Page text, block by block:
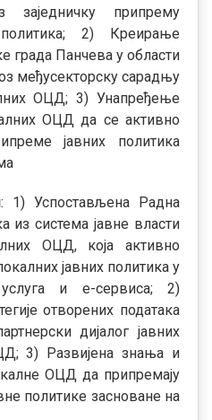
припрему
2) Креирање
града Панчева у области
међусекторску сарадњу
ОЦД; 3) Унапређење
ОЦД да се активно
јавних политика
: 1) Успостављена Радна
из система јавне власти
ОЦД, која активно
јавних политика у
и е-сервиса; 2)
отворених података
дијалог јавних
3) Развијена знања и
ОЦД да припремају
политике засноване на